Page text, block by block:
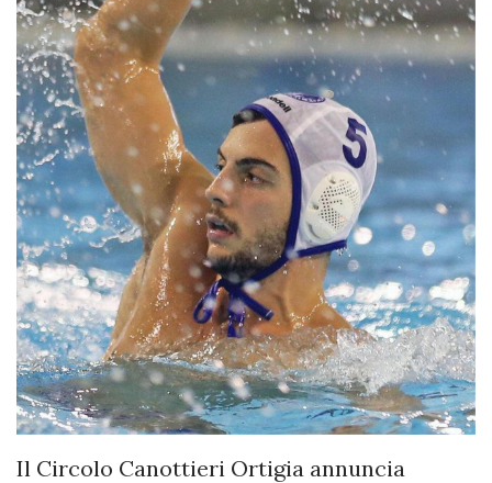
Il Circolo Canottieri Ortigia annuncia